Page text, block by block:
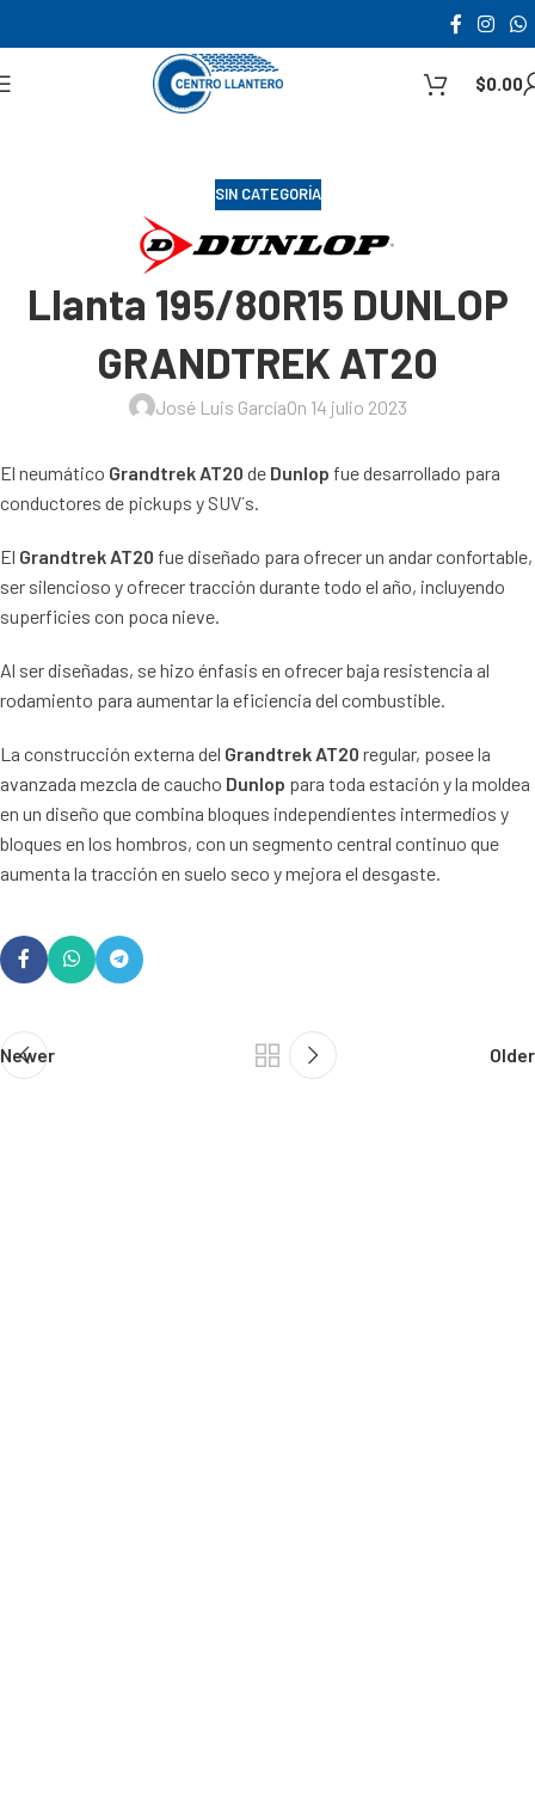
$0.00
SIN CATEGORÍA
Llanta 195/80R15 DUNLOP
GRANDTREK AT20
José Luis GarcíaOn 14 julio 2023
El neumático Grandtrek AT20 de Dunlop fue desarrollado para
conductores de pickups y SUV´s.
El Grandtrek AT20 fue diseñado para ofrecer un andar confortable,
ser silencioso y ofrecer tracción durante todo el año, incluyendo
superficies con poca nieve.
Al ser diseñadas, se hizo énfasis en ofrecer baja resistencia al
rodamiento para aumentar la eficiencia del combustible.
La construcción externa del Grandtrek AT20 regular, posee la
avanzada mezcla de caucho Dunlop para toda estación y la moldea
en un diseño que combina bloques independientes intermedios y
bloques en los hombros, con un segmento central continuo que
aumenta la tracción en suelo seco y mejora el desgaste.
Newer Older